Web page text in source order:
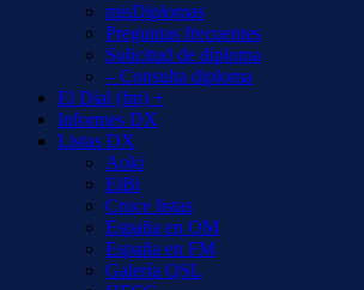
misDiplomas
Preguntas frecuentes
Solicitud de diploma
– Consulta diploma
El Dial (fm) +
Informes DX
Listas DX
Aoki
EiBi
Cruce listas
España en OM
España en FM
Galería QSL